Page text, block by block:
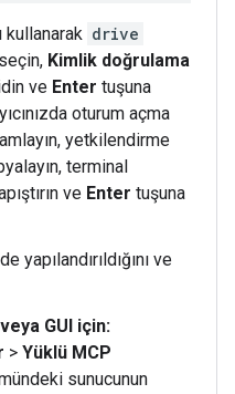
kullanarak drive
Kimlik doğrulama
ve Enter tuşuna
oturum açma
yetkilendirme
terminal
ve Enter tuşuna
yapılandırıldığını ve
GUI için:
> Yüklü MCP
sunucunun